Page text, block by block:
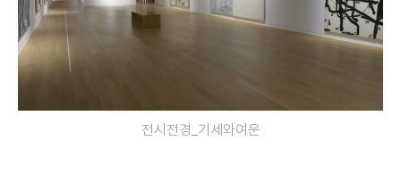
전시전경_기세와여운